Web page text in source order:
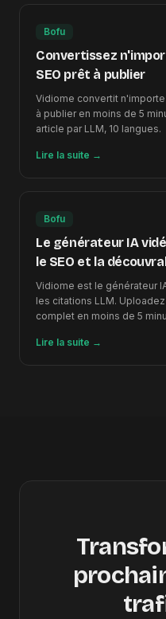
Bofu
Convertissez
SEO prêt à publier
Vidiome convertit
à publier en moins de 5
article par LLM, 10 langues.
Lire la suite →
Bofu
Le générateur IA
le SEO et la
Vidiome est le générateur
les citations LLM.
complet en moins de 5
Lire la suite →